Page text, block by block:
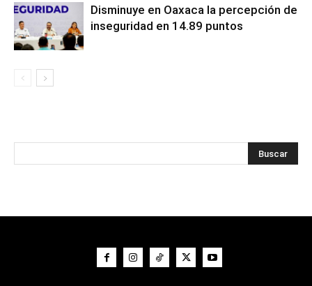
Disminuye en Oaxaca la percepción de
inseguridad en 14.89 puntos